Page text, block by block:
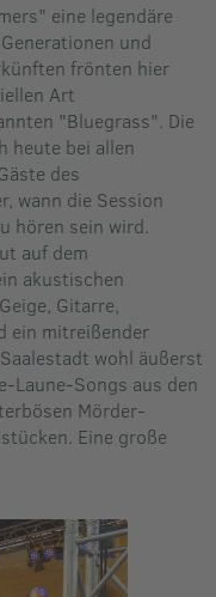
eine legendäre
und
frönten hier
Art
"Bluegrass". Die
heute bei allen
des
wann die Session
hören sein wird.
auf dem
akustischen
Gitarre,
ein mitreißender
wohl äußerst
Laune-Songs aus den
Mörder-
Eine große